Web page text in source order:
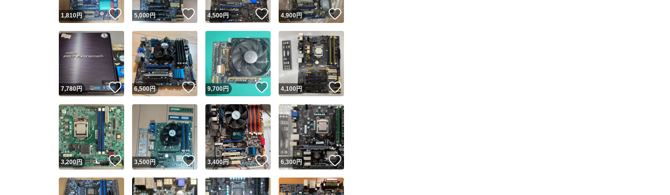
1,810円 いいね！
5,000円 いいね！
4,500円 いいね！
4,900円 いいね！
7,780円 いいね！
6,500円 いいね！
9,700円 いいね！
4,100円
3,200円 いいね！
3,500円 いいね！
3,400円 いいね！
6,300円 いいね！